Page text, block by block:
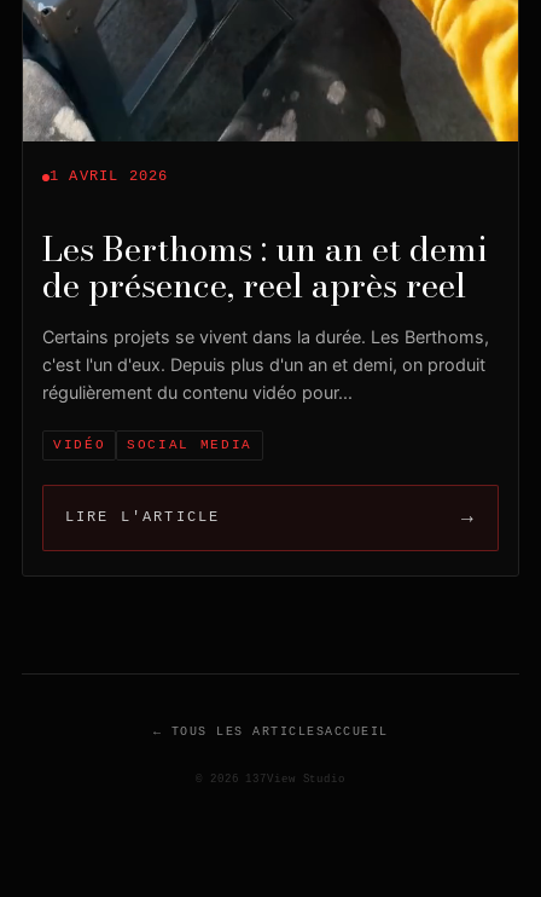
1 AVRIL 2026
Les Berthoms : un an et demi
de présence, reel après reel
Certains projets se vivent dans la durée. Les Berthoms,
c'est l'un d'eux. Depuis plus d'un an et demi, on produit
régulièrement du contenu vidéo pour...
VIDÉO SOCIAL MEDIA
LIRE L'ARTICLE →
← TOUS LES ARTICLESACCUEIL
© 2026 137View Studio